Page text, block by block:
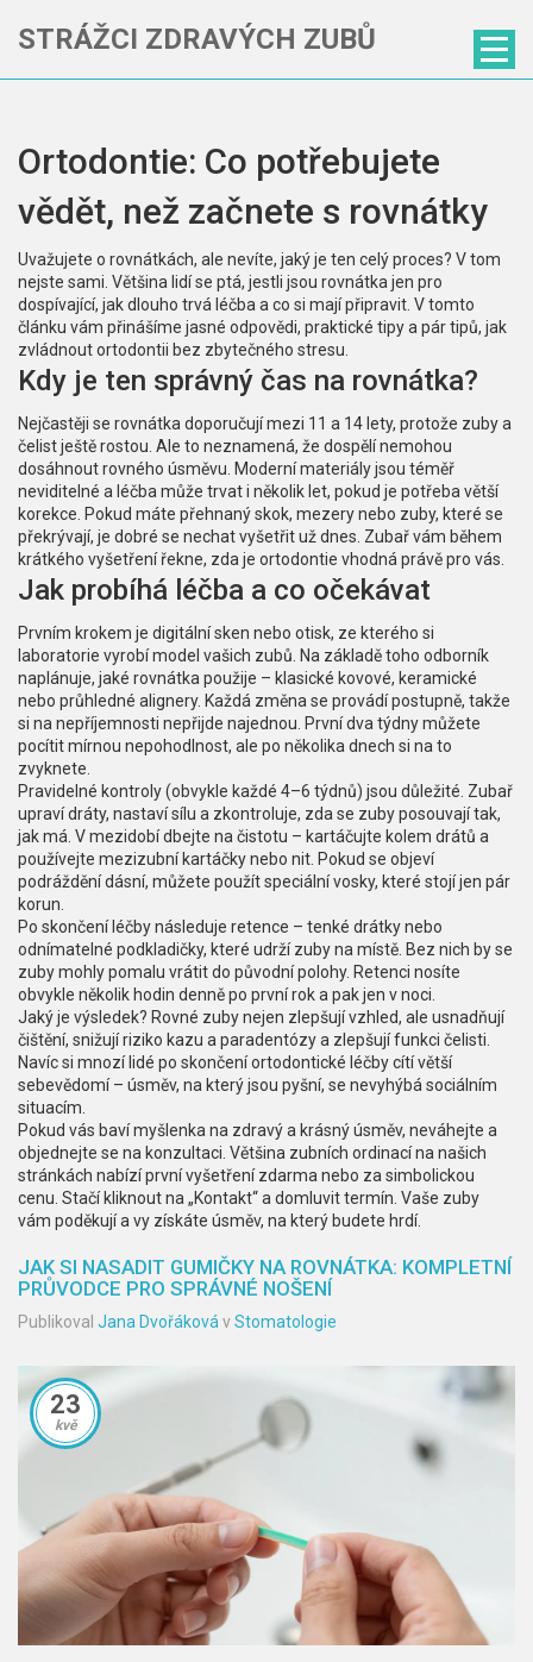
STRÁŽCI ZDRAVÝCH ZUBŮ
Ortodontie: Co potřebujete
vědět, než začnete s rovnátky
Uvažujete o rovnátkách, ale nevíte, jaký je ten celý proces? V tom
nejste sami. Většina lidí se ptá, jestli jsou rovnátka jen pro
dospívající, jak dlouho trvá léčba a co si mají připravit. V tomto
článku vám přinášíme jasné odpovědi, praktické tipy a pár tipů, jak
zvládnout ortodontii bez zbytečného stresu.
Kdy je ten správný čas na rovnátka?
Nejčastěji se rovnátka doporučují mezi 11 a 14 lety, protože zuby a
čelist ještě rostou. Ale to neznamená, že dospělí nemohou
dosáhnout rovného úsměvu. Moderní materiály jsou téměř
neviditelné a léčba může trvat i několik let, pokud je potřeba větší
korekce. Pokud máte přehnaný skok, mezery nebo zuby, které se
překrývají, je dobré se nechat vyšetřit už dnes. Zubař vám během
krátkého vyšetření řekne, zda je ortodontie vhodná právě pro vás.
Jak probíhá léčba a co očekávat
Prvním krokem je digitální sken nebo otisk, ze kterého si
laboratorie vyrobí model vašich zubů. Na základě toho odborník
naplánuje, jaké rovnátka použije – klasické kovové, keramické
nebo průhledné alignery. Každá změna se provádí postupně, takže
si na nepříjemnosti nepřijde najednou. První dva týdny můžete
pocítit mírnou nepohodlnost, ale po několika dnech si na to
zvyknete.
Pravidelné kontroly (obvykle každé 4–6 týdnů) jsou důležité. Zubař
upraví dráty, nastaví sílu a zkontroluje, zda se zuby posouvají tak,
jak má. V mezidobí dbejte na čistotu – kartáčujte kolem drátů a
používejte mezizubní kartáčky nebo nit. Pokud se objeví
podráždění dásní, můžete použít speciální vosky, které stojí jen pár
korun.
Po skončení léčby následuje retence – tenké drátky nebo
odnímatelné podkladičky, které udrží zuby na místě. Bez nich by se
zuby mohly pomalu vrátit do původní polohy. Retenci nosíte
obvykle několik hodin denně po první rok a pak jen v noci.
Jaký je výsledek? Rovné zuby nejen zlepšují vzhled, ale usnadňují
čištění, snižují riziko kazu a paradentózy a zlepšují funkci čelisti.
Navíc si mnozí lidé po skončení ortodontické léčby cítí větší
sebevědomí – úsměv, na který jsou pyšní, se nevyhýbá sociálním
situacím.
Pokud vás baví myšlenka na zdravý a krásný úsměv, neváhejte a
objednejte se na konzultaci. Většina zubních ordinací na našich
stránkách nabízí první vyšetření zdarma nebo za simbolickou
cenu. Stačí kliknout na „Kontakt“ a domluvit termín. Vaše zuby
vám poděkují a vy získáte úsměv, na který budete hrdí.
JAK SI NASADIT GUMIČKY NA ROVNÁTKA: KOMPLETNÍ
PRŮVODCE PRO SPRÁVNÉ NOŠENÍ
Publikoval Jana Dvořáková vStomatologie
23
kvě